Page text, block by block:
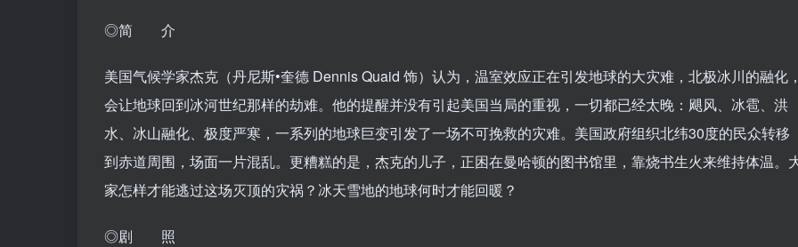
◎简 介
美国气候学家杰克（丹尼斯•奎德 Dennis Quaid 饰）认为，温室效应正在引发地球的大灾难，北极冰川的融化，
会让地球回到冰河世纪那样的劫难。他的提醒并没有引起美国当局的重视，一切都已经太晚：飓风、冰雹、洪
水、冰山融化、极度严寒，一系列的地球巨变引发了一场不可挽救的灾难。美国政府组织北纬30度的民众转移
到赤道周围，场面一片混乱。更糟糕的是，杰克的儿子，正困在曼哈顿的图书馆里，靠烧书生火来维持体温。
家怎样才能逃过这场灭顶的灾祸？冰天雪地的地球何时才能回暖？
◎剧 照